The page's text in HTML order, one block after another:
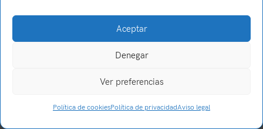
Aceptar
Denegar
Ver preferencias
Política de cookiesPolítica de privacidadAviso legal
Brush Willis 2023Trabajo realizado por Wake Up! Creations.
0